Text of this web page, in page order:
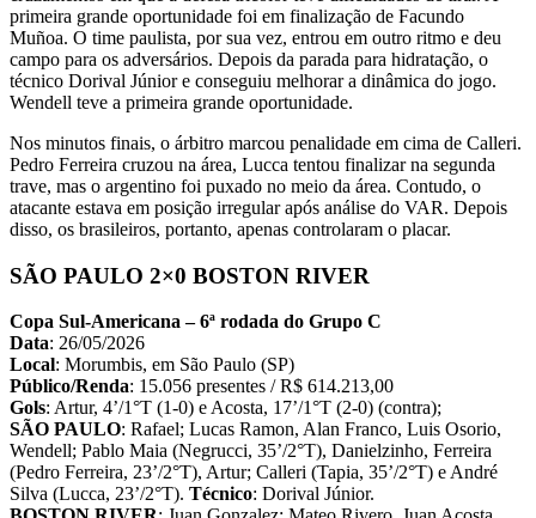
primeira grande oportunidade foi em finalização de Facundo
Muñoa. O time paulista, por sua vez, entrou em outro ritmo e deu
campo para os adversários. Depois da parada para hidratação, o
técnico Dorival Júnior e conseguiu melhorar a dinâmica do jogo.
Wendell teve a primeira grande oportunidade.
Nos minutos finais, o árbitro marcou penalidade em cima de Calleri.
Pedro Ferreira cruzou na área, Lucca tentou finalizar na segunda
trave, mas o argentino foi puxado no meio da área. Contudo, o
atacante estava em posição irregular após análise do VAR. Depois
disso, os brasileiros, portanto, apenas controlaram o placar.
SÃO PAULO 2×0 BOSTON RIVER
Copa Sul-Americana – 6ª rodada do Grupo C
Data: 26/05/2026
Local: Morumbis, em São Paulo (SP)
Público/Renda: 15.056 presentes / R$ 614.213,00
Gols: Artur, 4’/1°T (1-0) e Acosta, 17’/1°T (2-0) (contra);
SÃO PAULO: Rafael; Lucas Ramon, Alan Franco, Luis Osorio,
Wendell; Pablo Maia (Negrucci, 35’/2°T), Danielzinho, Ferreira
(Pedro Ferreira, 23’/2°T), Artur; Calleri (Tapia, 35’/2°T) e André
Silva (Lucca, 23’/2°T). Técnico: Dorival Júnior.